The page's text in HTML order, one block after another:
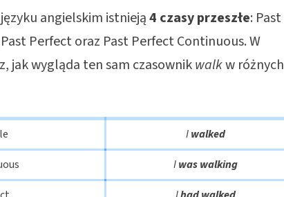
angielskim istnieją4 czasy przeszłe: Past
Past Perfectoraz Past Perfect Continuous. W
jak wygląda ten sam czasownikwalkw różnych
Iwalked
Iwas walking